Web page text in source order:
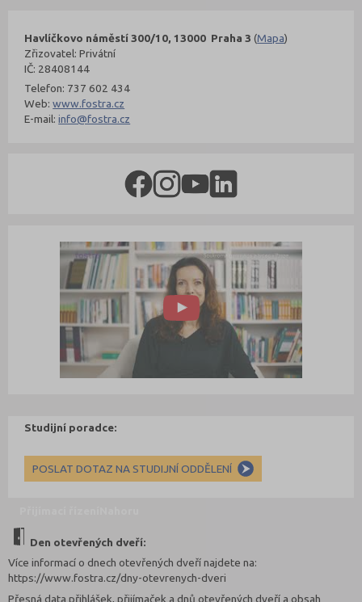
Havlíčkovo náměstí 300/10, 13000 Praha 3 (Mapa)
Zřizovatel: Privátní
IČ: 28408144
Telefon: 737 602 434
Web:www.fostra.cz
E-mail:info@fostra.cz
Studijní poradce:
POSLAT DOTAZ NA STUDIJNÍ ODDĚLENÍ
Den otevřených dveří:
Více informací o dnech otevřených dveří najdete na:
https://www.fostra.cz/dny-otevrenych-dveri
Přesná data přihlášek, přijímaček a dnů otevřených dveří a obsah